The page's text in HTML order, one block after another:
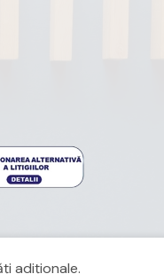
adiționale.